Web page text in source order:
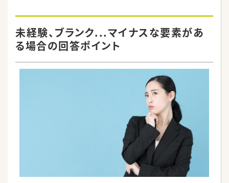
未経験、ブランク...マイナスな要素があ
る場合の回答ポイント